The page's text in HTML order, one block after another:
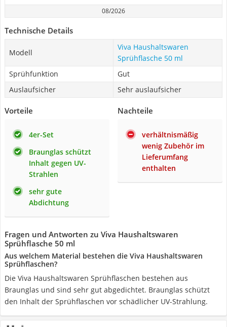
08/2026
Technische Details
Modell
Viva Haushaltswaren
Sprühflasche 50 ml
Sprühfunktion
Gut
Auslaufsicher
Sehr auslaufsicher
Vorteile
4er-Set
Braunglas schützt
Inhalt gegen UV-
Strahlen
sehr gute
Abdichtung
Nachteile
verhältnismäßig
wenig Zubehör im
Lieferumfang
enthalten
Fragen und Antworten zu Viva Haushaltswaren
Sprühflasche 50 ml
Aus welchem Material bestehen die Viva Haushaltswaren
Sprühflaschen?
Die Viva Haushaltswaren Sprühflaschen bestehen aus
Braunglas und sind sehr gut abgedichtet. Braunglas schützt
den Inhalt der Sprühflaschen vor schädlicher UV-Strahlung.